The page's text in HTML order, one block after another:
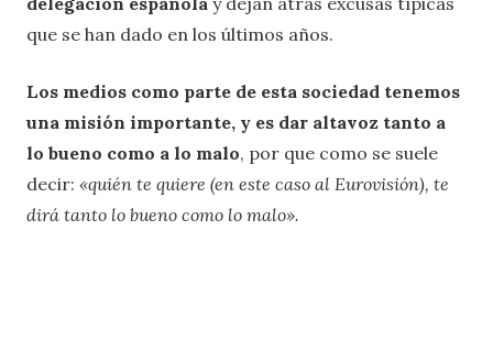
que se han dado en los últimos años.
Los medios como parte de esta sociedad tenemos
una misión importante, y es dar altavoz tanto a
lo bueno como a lo malo, por que como se suele
decir: «quién te quiere (en este caso al Eurovisión), te
dirá tanto lo bueno como lo malo».